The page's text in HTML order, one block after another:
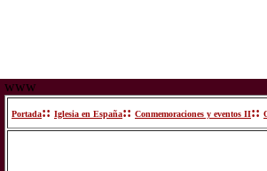
www
Portada:: Iglesia en España:: Conmemoraciones y eventos II::